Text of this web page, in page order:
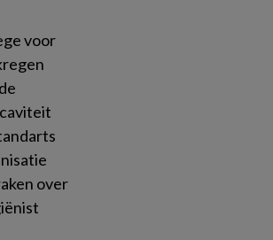
voor
over